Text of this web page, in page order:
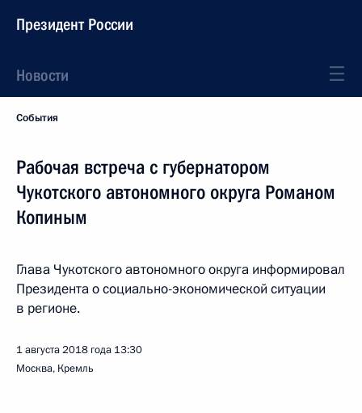
Президент России
Новости
События
Рабочая встреча с губернатором
Чукотского автономного округа Романом
Копиным
Глава Чукотского автономного округа информировал
Президента о социально-экономической ситуации
в регионе.
1 августа 2018 года 13:30
Москва, Кремль